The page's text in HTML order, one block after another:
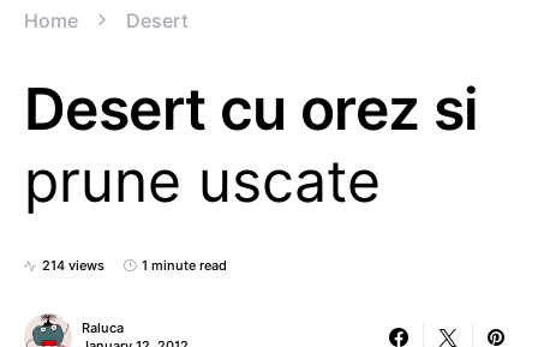
Home Desert
Desert cu orez si
prune uscate
214 views 1 minute read
Raluca